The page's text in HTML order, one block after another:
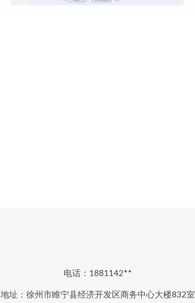
电话：1881142**
地址：徐州市睢宁县经济开发区商务中心大楼832室